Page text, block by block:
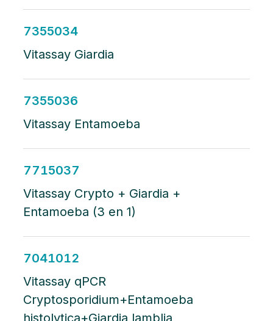
7355034
Vitassay Giardia
7355036
Vitassay Entamoeba
7715037
Vitassay Crypto + Giardia +
Entamoeba (3 en 1)
7041012
Vitassay qPCR
Cryptosporidium+Entamoeba